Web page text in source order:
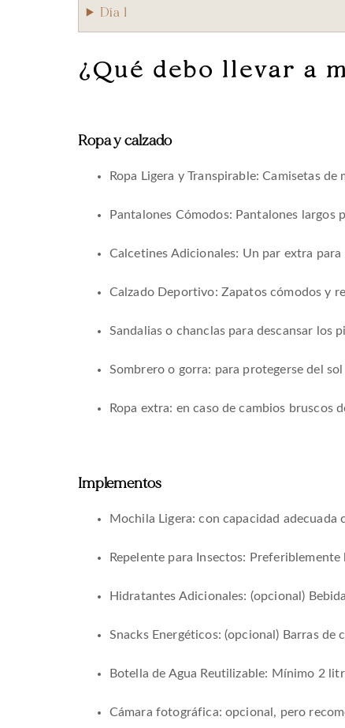
Día 1
¿Qué debo llevar a
Ropa y calzado
Ropa Ligera y Transpirable: Camisetas
Pantalones Cómodos: Pantalones
Calcetines Adicionales: Un par extra para
Calzado Deportivo: Zapatos cómodos y
Sandalias o chanclas para descansar los
Sombrero o gorra: para protegerse del sol
Ropa extra: en caso de cambios bruscos
Implementos
Mochila Ligera: con capacidad
Repelente para Insectos:
Hidratantes Adicionales: (opcional)
Snacks Energéticos: (opcional) Barras
Botella de Agua Reutilizable: Mínimo 2
Cámara fotográfica: opcional, pero